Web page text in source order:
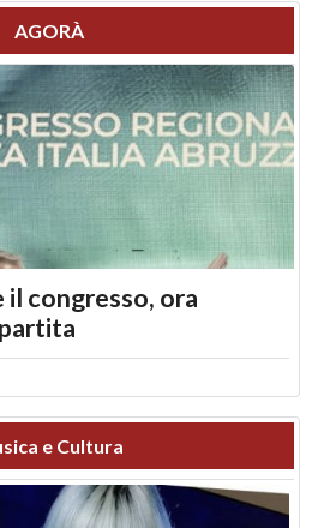
AGORÀ
il congresso, ora
e Cultura